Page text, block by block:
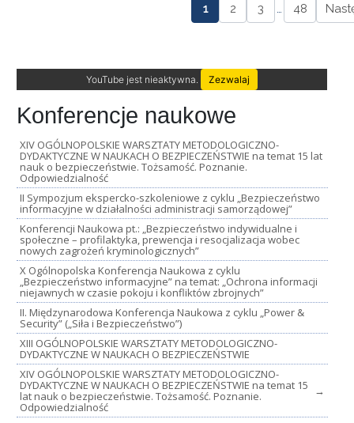
1 2 3 … 48
YouTube jest nieaktywna. Zezwalaj
Konferencje naukowe
XIV OGÓLNOPOLSKIE WARSZTATY METODOLOGICZNO-
DYDAKTYCZNE W NAUKACH O BEZPIECZEŃSTWIE na temat 15 lat
nauk o bezpieczeństwie. Tożsamość. Poznanie.
Odpowiedzialność
II Sympozjum ekspercko-szkoleniowe z cyklu „Bezpieczeństwo
informacyjne w działalności administracji samorządowej”
Konferencji Naukowa pt.: „Bezpieczeństwo indywidualne i
społeczne – profilaktyka, prewencja i resocjalizacja wobec
nowych zagrożeń kryminologicznych”
X Ogólnopolska Konferencja Naukowa z cyklu
„Bezpieczeństwo informacyjne” na temat: „Ochrona informacji
niejawnych w czasie pokoju i konfliktów zbrojnych”
II. Międzynarodowa Konferencja Naukowa z cyklu „Power &
Security” („Siła i Bezpieczeństwo”)
XIII OGÓLNOPOLSKIE WARSZTATY METODOLOGICZNO-
DYDAKTYCZNE W NAUKACH O BEZPIECZEŃSTWIE
XIV OGÓLNOPOLSKIE WARSZTATY METODOLOGICZNO-
DYDAKTYCZNE W NAUKACH O BEZPIECZEŃSTWIE na temat 15
lat nauk o bezpieczeństwie. Tożsamość. Poznanie.
Odpowiedzialność
→